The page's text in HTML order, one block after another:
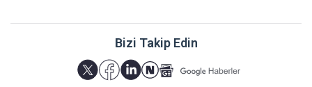
Bizi Takip Edin